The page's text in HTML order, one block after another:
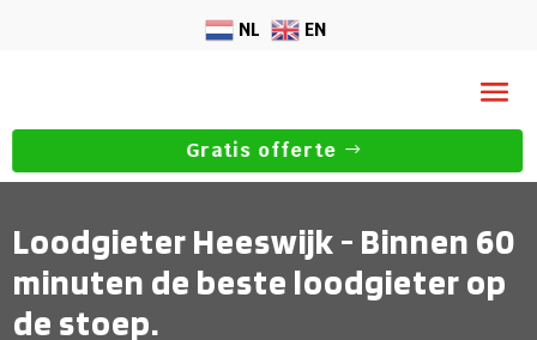
NL EN
Gratis offerte
Loodgieter Heeswijk - Binnen 60
minuten de beste loodgieter op
de stoep.